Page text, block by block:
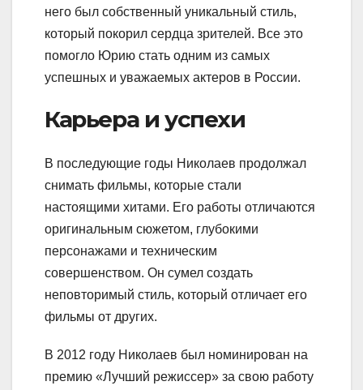
него был собственный уникальный стиль,
который покорил сердца зрителей. Все это
помогло Юрию стать одним из самых
успешных и уважаемых актеров в России.
Карьера и успехи
В последующие годы Николаев продолжал
снимать фильмы, которые стали
настоящими хитами. Его работы отличаются
оригинальным сюжетом, глубокими
персонажами и техническим
совершенством. Он сумел создать
неповторимый стиль, который отличает его
фильмы от других.
В 2012 году Николаев был номинирован на
премию «Лучший режиссер» за свою работу